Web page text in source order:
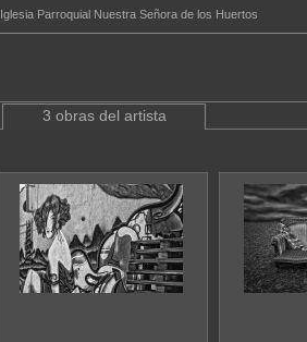
Iglesia Parroquial Nuestra Señora de los Huertos
3 obras del artista